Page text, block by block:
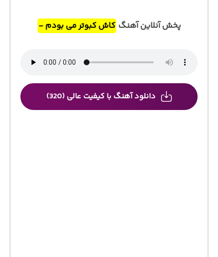
پخش آنلاین آهنگ کاش کبوتر می بودم -
دانلود آهنگ با کیفیت عالی (320)